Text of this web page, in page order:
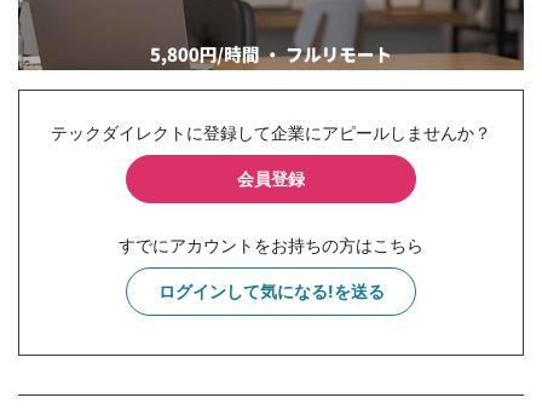
テックダイレクトに登録して企業にアピールしませんか？
会員登録
すでにアカウントをお持ちの方はこちら
ログインして気になる!を送る